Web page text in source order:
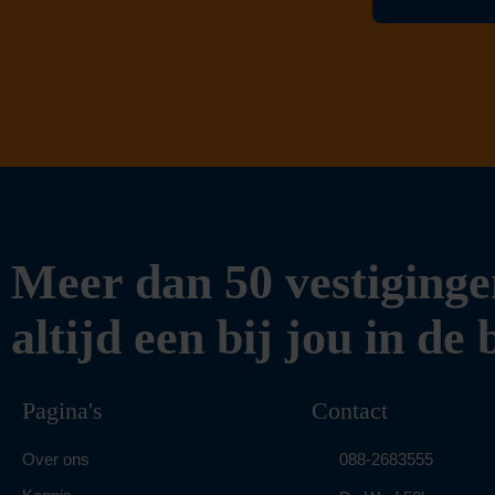
Meer dan 50
altijd een bij jou in de
Pagina's
Over ons
Contact
088-2683555